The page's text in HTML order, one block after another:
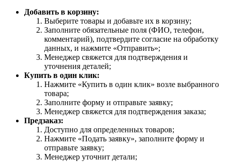
Добавить в корзину:
Выберите товары и добавьте их в корзину;
Заполните обязательные поля (ФИО, телефон,
комментарий), подтвердите согласие на обработку
данных, и нажмите «Отправить»;
Менеджер свяжется для подтверждения и
уточнения деталей;
Купить в один клик:
Нажмите «Купить в один клик» возле выбранного
товара;
Заполните форму и отправьте заявку;
Менеджер свяжется для подтверждения заказа;
Предзаказ:
Доступно для определенных товаров;
Нажмите «Подать заявку», заполните форму и
отправьте заявку;
Менеджер уточнит детали;